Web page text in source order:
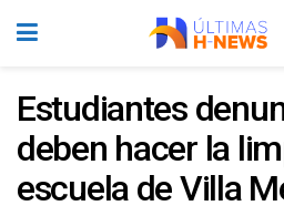
Estudiantes
deben hacer la
escuela de Villa